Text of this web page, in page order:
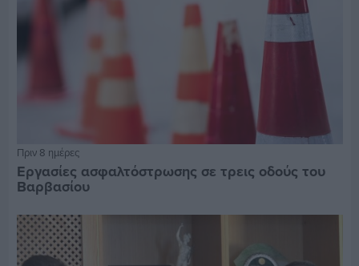
Πριν 8 ημέρες
Εργασίες ασφαλτόστρωσης σε τρεις οδούς του
Βαρβασίου